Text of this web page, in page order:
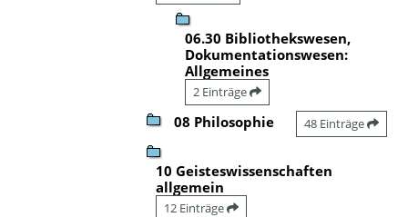
06.30 Bibliothekswesen,
Dokumentationswesen:
Allgemeines
2 Einträge
08 Philosophie 48 Einträge
10 Geisteswissenschaften
allgemein
12 Einträge